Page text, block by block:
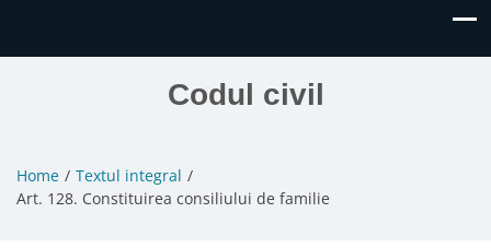
Codul civil
Home
Textul integral
Art. 128. Constituirea consiliului de familie